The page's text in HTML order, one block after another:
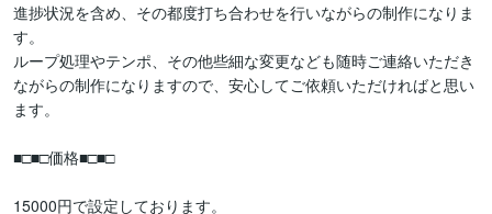
進捗状況を含め、その都度打ち合わせを行いながらの制作になりま
す。
ループ処理やテンポ、その他些細な変更なども随時ご連絡いただき
ながらの制作になりますので、安心してご依頼いただければと思い
ます。
■□■□価格■□■□
15000円で設定しております。